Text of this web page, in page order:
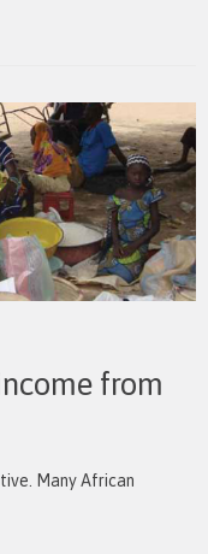
from
Many African